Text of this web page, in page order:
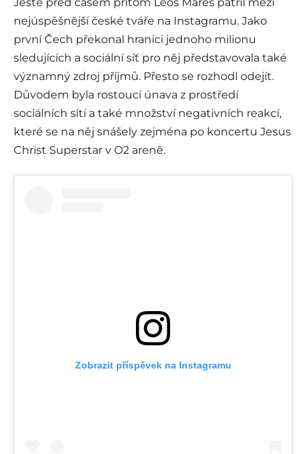
nejúspěšnější české tváře na Instagramu. Jako
první Čech překonal hranici jednoho milionu
sledujících a sociální síť pro něj představovala také
významný zdroj příjmů. Přesto se rozhodl odejít.
Důvodem byla rostoucí únava z prostředí
sociálních sítí a také množství negativních reakcí,
které se na něj snášely zejména po koncertu Jesus
Christ Superstar v O2 areně.
Zobrazit příspěvek na Instagramu